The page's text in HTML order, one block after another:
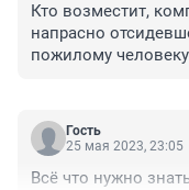
Кто возместит,
напрасно
пожилому
Гость
25 мая 2023, 23:05
Всё что нужно